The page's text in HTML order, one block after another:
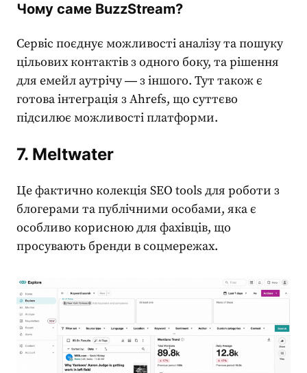
Чому саме BuzzStream?
Сервіс поєднує можливості аналізу та пошуку
цільових контактів з одного боку, та рішення
для емейл аутрічу ― з іншого. Тут також є
готова інтеграція з Ahrefs, що суттєво
підсилює можливості платформи.
7. Meltwater
Це фактично колекція SEO tools для роботи з
блогерами та публічними особами, яка є
особливо корисною для фахівців, що
просувають бренди в соцмережах.